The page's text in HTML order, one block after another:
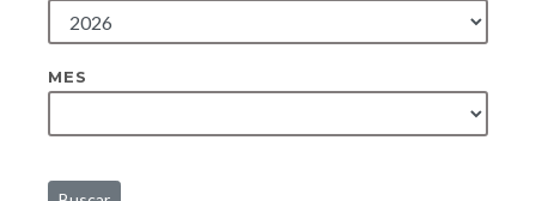
MES